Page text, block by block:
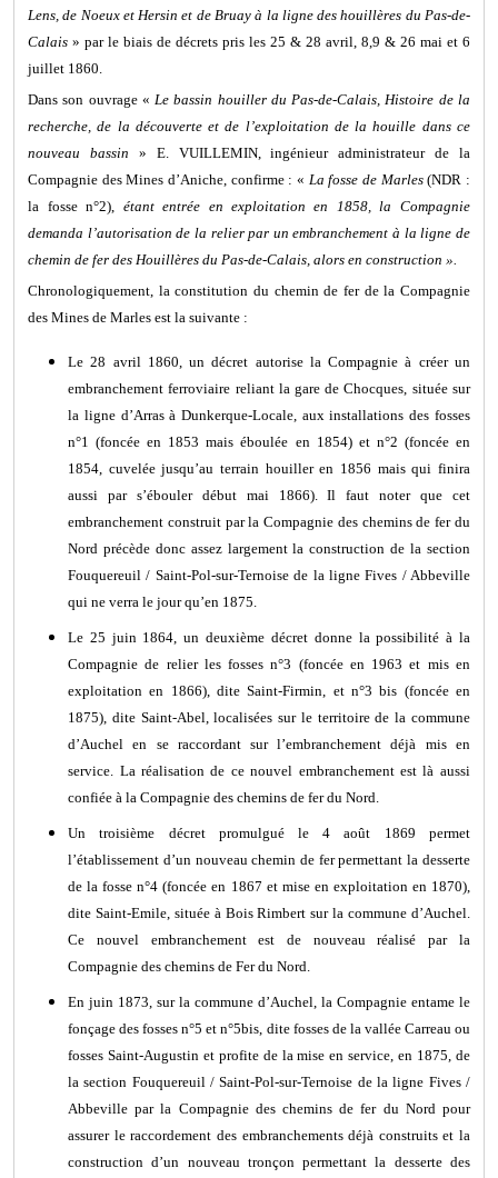
Lens, de Noeux et Hersin et de Bruay à la ligne des houillères du Pas-de-
Calais» par le biais de décrets pris les 25 & 28 avril, 8,9 & 26 mai et 6
juillet 1860.
Dans son ouvrage « Le bassin houiller du Pas-de-Calais, Histoire de la
recherche, de la découverte et de l’exploitation de la houille dans ce
nouveau bassin » E. VUILLEMIN, ingénieur administrateur de la
Compagnie des Mines d’Aniche, confirme : « La fosse de Marles(NDR :
la fosse n°2), étant entrée en exploitation en 1858, la Compagnie
demanda l’autorisation de la relier par un embranchement à la ligne de
chemin de fer des Houillères du Pas-de-Calais, alors en construction ».
Chronologiquement, la constitution du chemin de fer de la Compagnie
des Mines de Marles est la suivante :
Le 28 avril 1860, un décret autorise la Compagnie à créer un
embranchement ferroviaire reliant la gare de Chocques, située sur
la ligne d’Arras à Dunkerque-Locale, aux installations des fosses
n°1 (foncée en 1853 mais éboulée en 1854) et n°2 (foncée en
1854, cuvelée jusqu’au terrain houiller en 1856 mais qui finira
aussi par s’ébouler début mai 1866). Il faut noter que cet
embranchement construit par la Compagnie des chemins de fer du
Nord précède donc assez largement la construction de la section
Fouquereuil / Saint-Pol-sur-Ternoise de la ligne Fives / Abbeville
qui ne verra le jour qu’en 1875.
Le 25 juin 1864, un deuxième décret donne la possibilité à la
Compagnie de relier les fosses n°3 (foncée en 1963 et mis en
exploitation en 1866), dite Saint-Firmin, et n°3 bis (foncée en
1875), dite Saint-Abel, localisées sur le territoire de la commune
d’Auchel en se raccordant sur l’embranchement déjà mis en
service. La réalisation de ce nouvel embranchement est là aussi
confiée à la Compagnie des chemins de fer du Nord.
Un troisième décret promulgué le 4 août 1869 permet
l’établissement d’un nouveau chemin de fer permettant la desserte
de la fosse n°4 (foncée en 1867 et mise en exploitation en 1870),
dite Saint-Emile, située à Bois Rimbert sur la commune d’Auchel.
Ce nouvel embranchement est de nouveau réalisé par la
Compagnie des chemins de Fer du Nord.
En juin 1873, sur la commune d’Auchel, la Compagnie entame le
fonçage des fosses n°5 et n°5bis, dite fosses de la vallée Carreau ou
fosses Saint-Augustin et profite de la mise en service, en 1875, de
la section Fouquereuil / Saint-Pol-sur-Ternoise de la ligne Fives /
Abbeville par la Compagnie des chemins de fer du Nord pour
assurer le raccordement des embranchements déjà construits et la
construction d’un nouveau tronçon permettant la desserte des